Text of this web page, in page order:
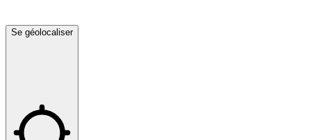
Se géolocaliser